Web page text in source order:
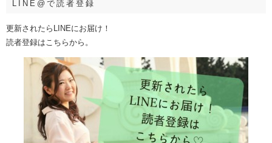
LINE@で読者登録
更新されたらLINEにお届け！
読者登録はこちらから。